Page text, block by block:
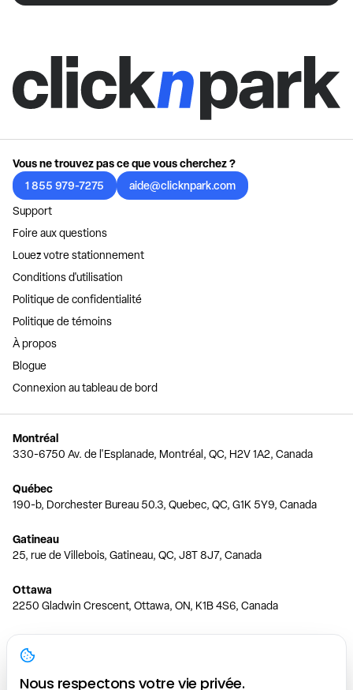
Vous ne trouvez pas ce que vous cherchez ?
1 855 979-7275
aide@clicknpark.com
Support
Foire aux questions
Louez votre stationnement
Conditions d'utilisation
Politique de confidentialité
Politique de témoins
À propos
Blogue
Connexion au tableau de bord
Montréal
330-6750 Av. de l'Esplanade, Montréal, QC, H2V 1A2, Canada
Québec
190-b, Dorchester Bureau 50.3, Quebec, QC, G1K 5Y9, Canada
Gatineau
25, rue de Villebois, Gatineau, QC, J8T 8J7, Canada
Ottawa
2250 Gladwin Crescent, Ottawa, ON, K1B 4S6, Canada
Toronto
150 Ferrand Dr, 6th Floor, Toronto, ON, M3C 3E5, Canada
Nous respectons votre vie privée.